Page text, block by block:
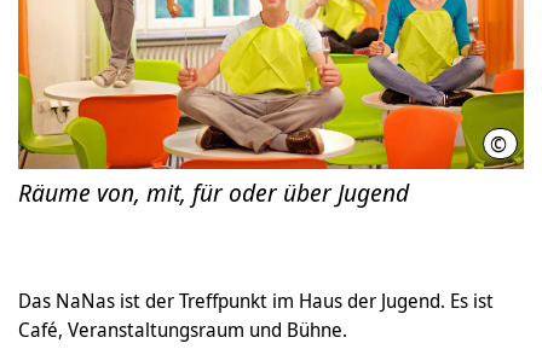
©
Räume von, mit, für oder über Jugend
Das NaNas ist der Treffpunkt im Haus der Jugend. Es ist
Café, Veranstaltungsraum und Bühne.